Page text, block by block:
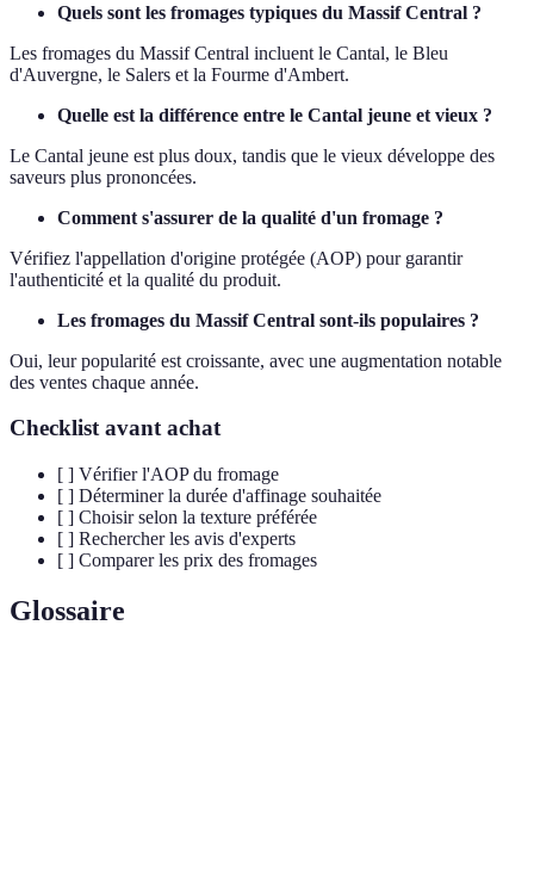
Quels sont les fromages typiques du Massif Central ?
Les fromages du Massif Central incluent le Cantal, le Bleu
d'Auvergne, le Salers et la Fourme d'Ambert.
Quelle est la différence entre le Cantal jeune et vieux ?
Le Cantal jeune est plus doux, tandis que le vieux développe des
saveurs plus prononcées.
Comment s'assurer de la qualité d'un fromage ?
Vérifiez l'appellation d'origine protégée (AOP) pour garantir
l'authenticité et la qualité du produit.
Les fromages du Massif Central sont-ils populaires ?
Oui, leur popularité est croissante, avec une augmentation notable
des ventes chaque année.
Checklist avant achat
[ ] Vérifier l'AOP du fromage
[ ] Déterminer la durée d'affinage souhaitée
[ ] Choisir selon la texture préférée
[ ] Rechercher les avis d'experts
[ ] Comparer les prix des fromages
Glossaire